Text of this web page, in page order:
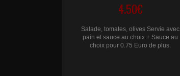
4.50€
Salade, tomates, olives Servie avec
pain et sauce au choix + Sauce au
choix pour 0.75 Euro de plus.